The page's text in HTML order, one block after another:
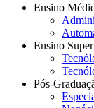
Ensino
Ensino
Pós-